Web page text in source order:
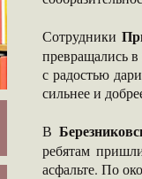
Сотрудники
превращались
с радостью
сильнее и
В
ребятам
асфальте. По